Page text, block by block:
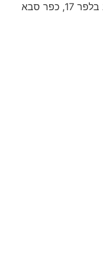
סבא